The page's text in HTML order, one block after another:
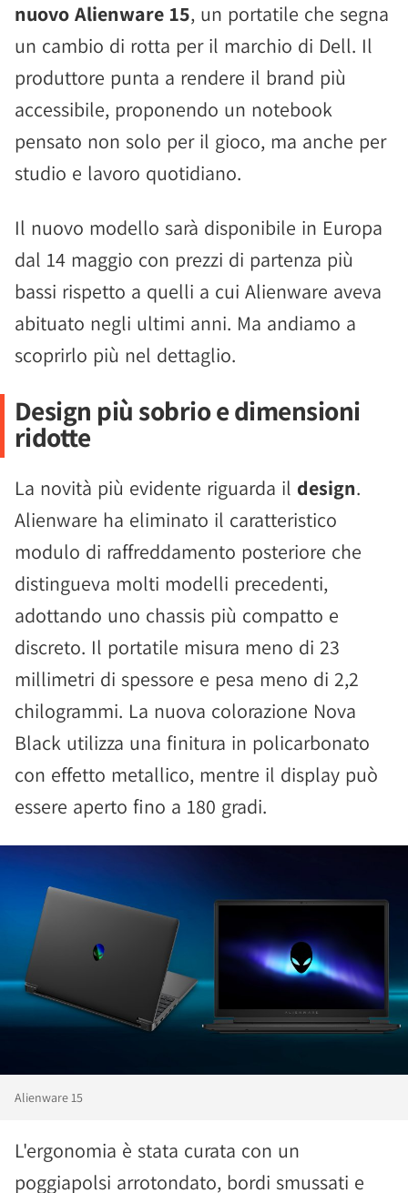
nuovo Alienware 15, un portatile che segna
un cambio di rotta per il marchio di Dell. Il
produttore punta a rendere il brand più
accessibile, proponendo un notebook
pensato non solo per il gioco, ma anche per
studio e lavoro quotidiano.
Il nuovo modello sarà disponibile in Europa
dal 14 maggio con prezzi di partenza più
bassi rispetto a quelli a cui Alienware aveva
abituato negli ultimi anni. Ma andiamo a
scoprirlo più nel dettaglio.
Design più sobrio e dimensioni
ridotte
La novità più evidente riguarda il design.
Alienware ha eliminato il caratteristico
modulo di raffreddamento posteriore che
distingueva molti modelli precedenti,
adottando uno chassis più compatto e
discreto. Il portatile misura meno di 23
millimetri di spessore e pesa meno di 2,2
chilogrammi. La nuova colorazione Nova
Black utilizza una finitura in policarbonato
con effetto metallico, mentre il display può
essere aperto fino a 180 gradi.
Alienware 15
L'ergonomia è stata curata con un
poggiapolsi arrotondato, bordi smussati e